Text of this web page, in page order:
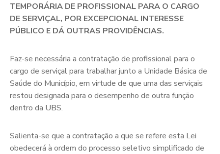
TEMPORÁRIA DE PROFISSIONAL PARA O CARGO
DE SERVIÇAL, POR EXCEPCIONAL INTERESSE
PÚBLICO E DÁ OUTRAS PROVIDÊNCIAS.
Faz-se necessária a contratação de profissional para o
cargo de serviçal para trabalhar junto a Unidade Básica de
Saúde do Município, em virtude de que uma das serviçais
restou designada para o desempenho de outra função
dentro da UBS.
Salienta-se que a contratação a que se refere esta Lei
obedecerá à ordem do processo seletivo simplificado de